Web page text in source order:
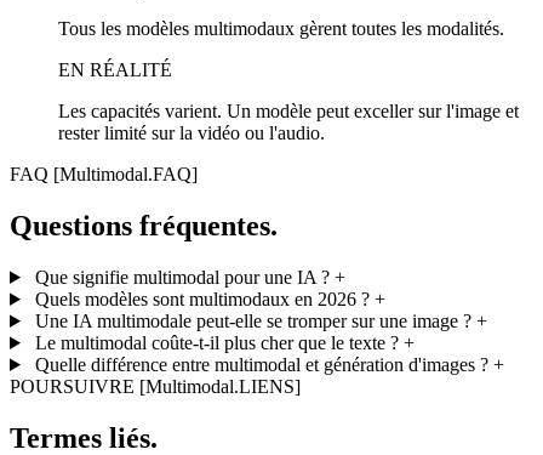
Tous les modèles multimodaux gèrent toutes les modalités.
EN RÉALITÉ
Les capacités varient. Un modèle peut exceller sur l'image et
rester limité sur la vidéo ou l'audio.
FAQ [Multimodal.FAQ]
Questions fréquentes.
Que signifie multimodal pour une IA ? +
Quels modèles sont multimodaux en 2026 ? +
Une IA multimodale peut-elle se tromper sur une image ? +
Le multimodal coûte-t-il plus cher que le texte ? +
Quelle différence entre multimodal et génération d'images ? +
POURSUIVRE [Multimodal.LIENS]
Termes liés.